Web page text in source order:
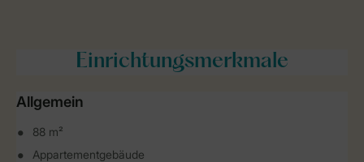
Einrichtungsmerkmale
Allgemein
88 m²
Appartementgebäude